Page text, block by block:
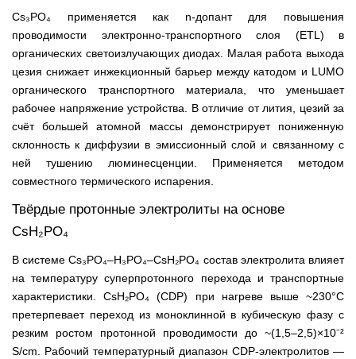
Cs₃PO₄ применяется как n-допант для повышения
проводимости электронно-транспортного слоя (ETL) в
органических светоизлучающих диодах. Малая работа выхода
цезия снижает инжекционный барьер между катодом и LUMO
органического транспортного материала, что уменьшает
рабочее напряжение устройства. В отличие от лития, цезий за
счёт большей атомной массы демонстрирует пониженную
склонность к диффузии в эмиссионный слой и связанному с
ней тушению люминесценции. Применяется методом
совместного термического испарения.
Твёрдые протонные электролиты на основе
CsH₂PO₄
В системе Cs₃PO₄–H₃PO₄–CsH₂PO₄ состав электролита влияет
на температуру суперпротонного перехода и транспортные
характеристики. CsH₂PO₄ (CDP) при нагреве выше ~230°C
претерпевает переход из моноклинной в кубическую фазу с
резким ростом протонной проводимости до ~(1,5–2,5)×10⁻²
S/cm. Рабочий температурный диапазон CDP-электролитов —